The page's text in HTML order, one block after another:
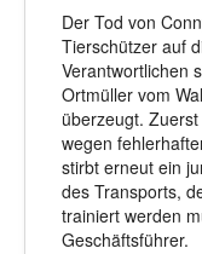
Der Tod von
Tierschützer auf
Verantwortlichen
Ortmüller vom
überzeugt.
wegen
stirbt erneut ein
des Transports,
trainiert werden
Geschäftsführer.